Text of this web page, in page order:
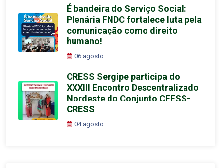
É bandeira do Serviço Social:
Plenária FNDC fortalece luta pela
comunicação como direito
humano!
06 agosto
CRESS Sergipe participa do
XXXIII Encontro Descentralizado
Nordeste do Conjunto CFESS-
CRESS
04 agosto